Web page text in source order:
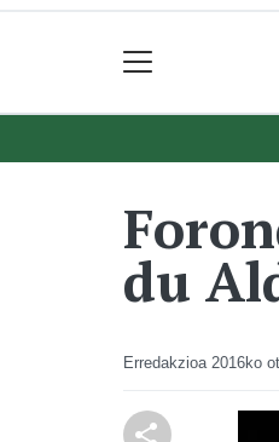
du
Erredakzioa 2016ko